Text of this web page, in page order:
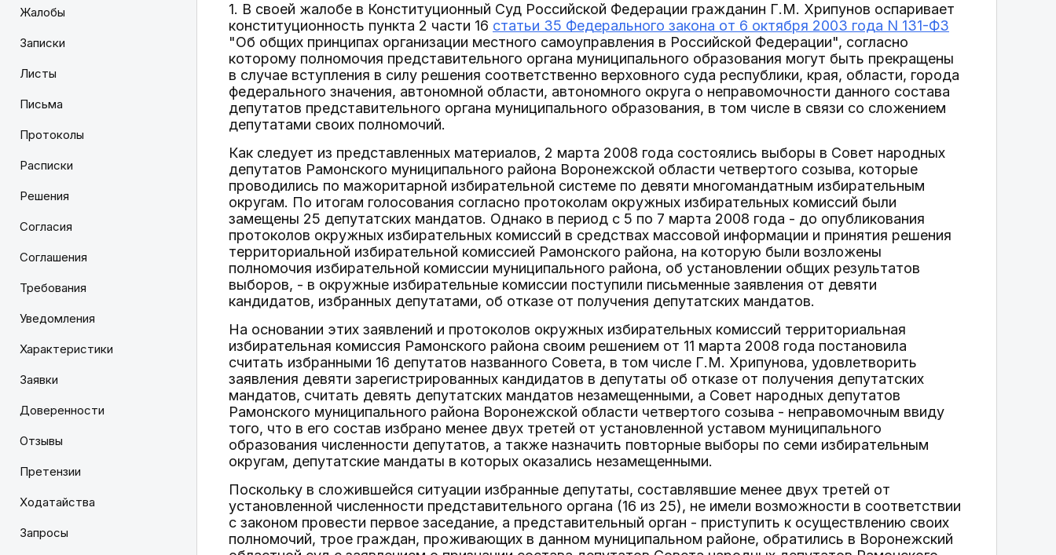
Жалобы
Записки
Листы
Письма
Протоколы
Расписки
Решения
Согласия
Соглашения
Требования
Уведомления
Характеристики
Заявки
Доверенности
Отзывы
Претензии
Ходатайства
Запросы
1. В своей жалобе в Конституционный Суд Российской Федерации гражданин Г.М. Хрипунов оспаривает
конституционность пункта 2 части 16 статьи 35 Федерального закона от 6 октября 2003 года N 131-ФЗ
"Об общих принципах организации местного самоуправления в Российской Федерации", согласно
которому полномочия представительного органа муниципального образования могут быть прекращены
в случае вступления в силу решения соответственно верховного суда республики, края, области, города
федерального значения, автономной области, автономного округа о неправомочности данного состава
депутатов представительного органа муниципального образования, в том числе в связи со сложением
депутатами своих полномочий.
Как следует из представленных материалов, 2 марта 2008 года состоялись выборы в Совет народных
депутатов Рамонского муниципального района Воронежской области четвертого созыва, которые
проводились по мажоритарной избирательной системе по девяти многомандатным избирательным
округам. По итогам голосования согласно протоколам окружных избирательных комиссий были
замещены 25 депутатских мандатов. Однако в период с 5 по 7 марта 2008 года - до опубликования
протоколов окружных избирательных комиссий в средствах массовой информации и принятия решения
территориальной избирательной комиссией Рамонского района, на которую были возложены
полномочия избирательной комиссии муниципального района, об установлении общих результатов
выборов, - в окружные избирательные комиссии поступили письменные заявления от девяти
кандидатов, избранных депутатами, об отказе от получения депутатских мандатов.
На основании этих заявлений и протоколов окружных избирательных комиссий территориальная
избирательная комиссия Рамонского района своим решением от 11 марта 2008 года постановила
считать избранными 16 депутатов названного Совета, в том числе Г.М. Хрипунова, удовлетворить
заявления девяти зарегистрированных кандидатов в депутаты об отказе от получения депутатских
мандатов, считать девять депутатских мандатов незамещенными, а Совет народных депутатов
Рамонского муниципального района Воронежской области четвертого созыва - неправомочным ввиду
того, что в его состав избрано менее двух третей от установленной уставом муниципального
образования численности депутатов, а также назначить повторные выборы по семи избирательным
округам, депутатские мандаты в которых оказались незамещенными.
Поскольку в сложившейся ситуации избранные депутаты, составлявшие менее двух третей от
установленной численности представительного органа (16 из 25), не имели возможности в соответствии
с законом провести первое заседание, а представительный орган - приступить к осуществлению своих
полномочий, трое граждан, проживающих в данном муниципальном районе, обратились в Воронежский